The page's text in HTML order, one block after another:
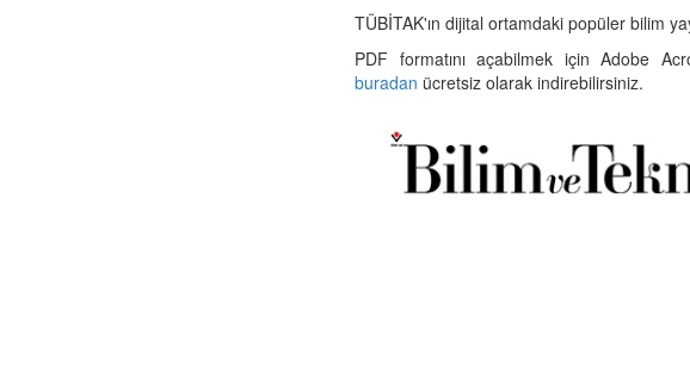
TÜBİTAK'ın dijital ortamdaki popüler bilim
PDF formatını açabilmek için Adobe
buradan ücretsiz olarak indirebilirsiniz.